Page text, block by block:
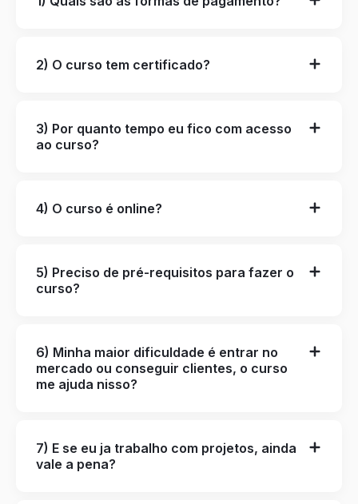
2) O curso tem certificado?
3) Por quanto tempo eu fico com acesso
ao curso?
4) O curso é online?
5) Preciso de pré-requisitos para fazer o
curso?
6) Minha maior dificuldade é entrar no
mercado ou conseguir clientes, o curso
me ajuda nisso?
7) E se eu ja trabalho com projetos, ainda
vale a pena?